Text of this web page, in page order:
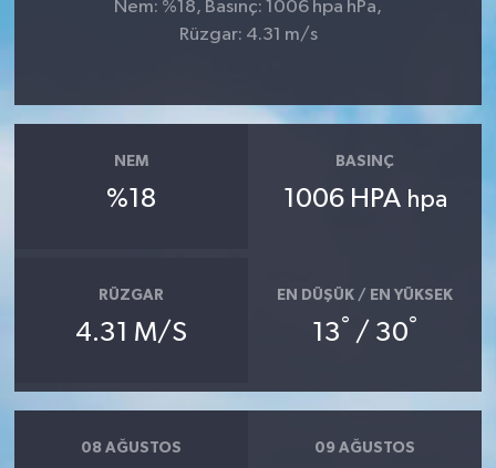
Nem: %18, Basınç: 1006 hpa hPa,
Rüzgar: 4.31 m/s
NEM
%18
BASINÇ
1006 HPA hpa
RÜZGAR
4.31 M/S
EN DÜŞÜK / EN YÜKSEK
13° / 30°
08 AĞUSTOS 09 AĞUSTOS